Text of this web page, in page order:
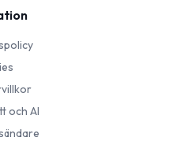
och AI